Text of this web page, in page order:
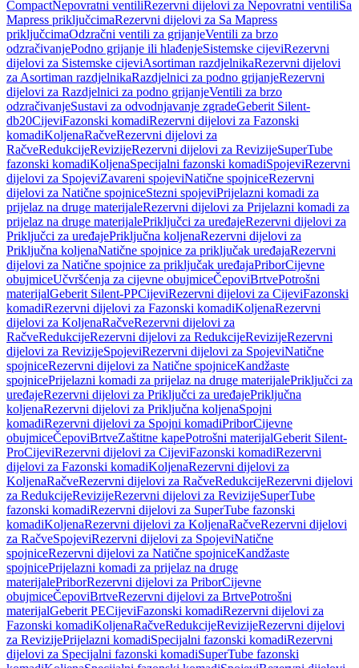
CompactNepovratni ventiliRezervni dijelovi za Nepovratni ventiliSa
Mapress priključcimaRezervni dijelovi za Sa Mapress
priključcimaOdzračni ventili za grijanjeVentili za brzo
odzračivanjePodno grijanje ili hlađenjeSistemske cijeviRezervni
dijelovi za Sistemske cijeviAsortiman razdjelnikaRezervni dijelovi
za Asortiman razdjelnikaRazdjelnici za podno grijanjeRezervni
dijelovi za Razdjelnici za podno grijanjeVentili za brzo
odzračivanjeSustavi za odvodnjavanje zgradeGeberit Silent-
db20CijeviFazonski komadiRezervni dijelovi za Fazonski
komadiKoljenaRačveRezervni dijelovi za
RačveRedukcijeRevizijeRezervni dijelovi za RevizijeSuperTube
fazonski komadiKoljenaSpecijalni fazonski komadiSpojeviRezervni
dijelovi za SpojeviZavareni spojeviNatične spojniceRezervni
dijelovi za Natične spojniceStezni spojeviPrijelazni komadi za
prijelaz na druge materijaleRezervni dijelovi za Prijelazni komadi za
prijelaz na druge materijalePriključci za uređajeRezervni dijelovi za
Priključci za uređajePriključna koljenaRezervni dijelovi za
Priključna koljenaNatične spojnice za priključak uređajaRezervni
dijelovi za Natične spojnice za priključak uređajaPriborCijevne
obujmiceUčvršćenja za cijevne obujmiceČepoviBrtvePotrošni
materijalGeberit Silent-PPCijeviRezervni dijelovi za CijeviFazonski
komadiRezervni dijelovi za Fazonski komadiKoljenaRezervni
dijelovi za KoljenaRačveRezervni dijelovi za
RačveRedukcijeRezervni dijelovi za RedukcijeRevizijeRezervni
dijelovi za RevizijeSpojeviRezervni dijelovi za SpojeviNatične
spojniceRezervni dijelovi za Natične spojniceKandžaste
spojnicePrijelazni komadi za prijelaz na druge materijalePriključci za
uređajeRezervni dijelovi za Priključci za uređajePriključna
koljenaRezervni dijelovi za Priključna koljenaSpojni
komadiRezervni dijelovi za Spojni komadiPriborCijevne
obujmiceČepoviBrtveZaštitne kapePotrošni materijalGeberit Silent-
ProCijeviRezervni dijelovi za CijeviFazonski komadiRezervni
dijelovi za Fazonski komadiKoljenaRezervni dijelovi za
KoljenaRačveRezervni dijelovi za RačveRedukcijeRezervni dijelovi
za RedukcijeRevizijeRezervni dijelovi za RevizijeSuperTube
fazonski komadiRezervni dijelovi za SuperTube fazonski
komadiKoljenaRezervni dijelovi za KoljenaRačveRezervni dijelovi
za RačveSpojeviRezervni dijelovi za SpojeviNatične
spojniceRezervni dijelovi za Natične spojniceKandžaste
spojnicePrijelazni komadi za prijelaz na druge
materijalePriborRezervni dijelovi za PriborCijevne
obujmiceČepoviBrtveRezervni dijelovi za BrtvePotrošni
materijalGeberit PECijeviFazonski komadiRezervni dijelovi za
Fazonski komadiKoljenaRačveRedukcijeRevizijeRezervni dijelovi
za RevizijePrijelazni komadiSpecijalni fazonski komadiRezervni
dijelovi za Specijalni fazonski komadiSuperTube fazonski